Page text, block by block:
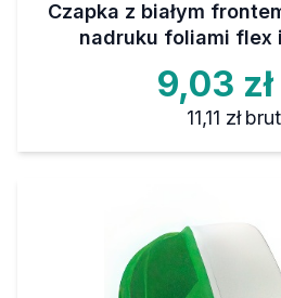
Czapka z białym
nadruku foliami flex
9,03 zł
11,11 zł